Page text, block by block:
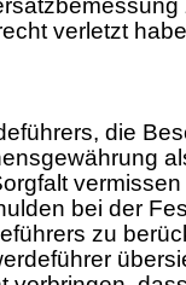
verletzt
die
bei der
zu